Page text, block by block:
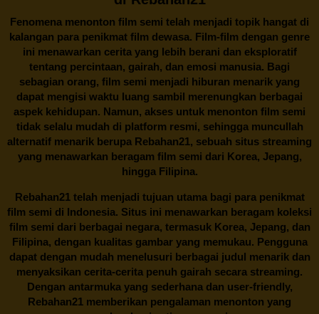
Fenomena menonton film semi telah menjadi topik hangat di
kalangan para penikmat film dewasa. Film-film dengan genre
ini menawarkan cerita yang lebih berani dan eksploratif
tentang percintaan, gairah, dan emosi manusia. Bagi
sebagian orang, film semi menjadi hiburan menarik yang
dapat mengisi waktu luang sambil merenungkan berbagai
aspek kehidupan. Namun, akses untuk menonton film semi
tidak selalu mudah di platform resmi, sehingga muncullah
alternatif menarik berupa Rebahan21, sebuah situs streaming
yang menawarkan beragam film semi dari Korea, Jepang,
hingga Filipina.
Rebahan21telah menjadi tujuan utama bagi para penikmat
film semi di Indonesia. Situs ini menawarkan beragam koleksi
film semi dari berbagai negara, termasuk Korea, Jepang, dan
Filipina, dengan kualitas gambar yang memukau. Pengguna
dapat dengan mudah menelusuri berbagai judul menarik dan
menyaksikan cerita-cerita penuh gairah secara streaming.
Dengan antarmuka yang sederhana dan user-friendly,
Rebahan21 memberikan pengalaman menonton yang